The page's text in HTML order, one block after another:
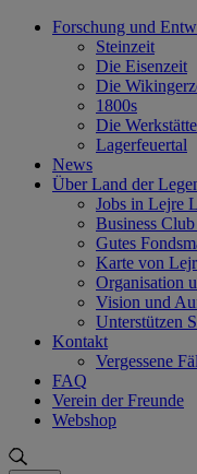
Skip
Forschung und
Steinzeit
Die Eisenzeit
Die
1800s
Die
Lagerfeuertal
News
Über Land der
Jobs in Lejre
Business
Gutes
Karte von
Organisation
Vision und
Unterstützen
Kontakt
Vergessene
FAQ
Verein der Freunde
Webshop